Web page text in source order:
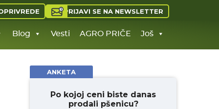
PRIJAVI SE NA NEWSLETTER
Blog Vesti AGRO PRIČE Još
ANKETA
Po kojoj ceni biste danas
prodali pšenicu?